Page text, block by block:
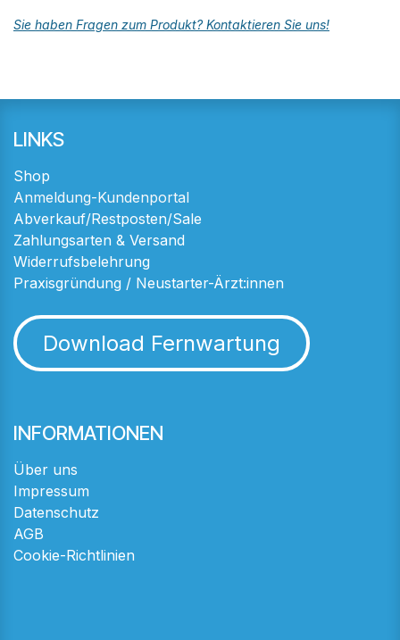
Sie haben Fragen zum Produkt? Kontaktieren Sie uns!
LINKS
Shop
Anmeldung-Kundenportal
Abverkauf/Restposten/Sale
Zahlungsarten & Versand
Widerrufsbelehrung
Praxisgründung / Neustarter-Ärzt:innen
Download Fernwartung
INFORMATIONEN
Über uns
Impressum
Datenschutz
AGB
Cookie-Richtlinien